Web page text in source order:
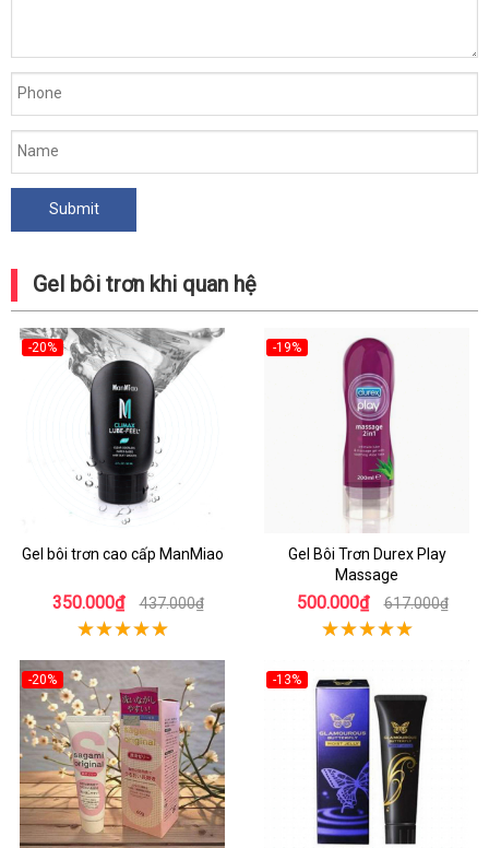
Gel bôi trơn khi quan hệ
-20%
Gel bôi trơn cao cấp ManMiao
350.000₫ 437.000₫
-19%
Gel Bôi Trơn Durex Play
Massage
500.000₫ 617.000₫
-20% -13%